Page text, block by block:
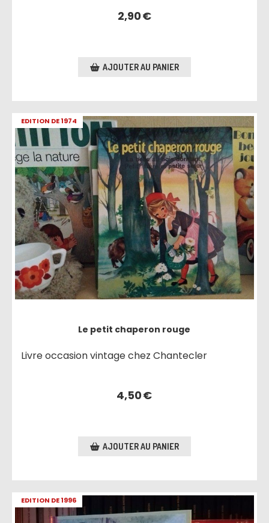
2,90€
AJOUTER AU PANIER
Le petit chaperon rouge
Livre occasion vintage chez Chantecler
4,50€
AJOUTER AU PANIER
EDITION DE 1974
EDITION DE 1996